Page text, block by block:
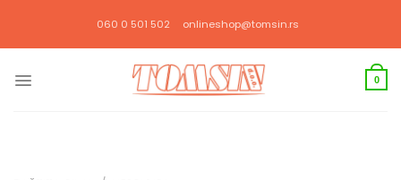
садржај
060 0 501 502 onlineshop@tomsin.rs
0